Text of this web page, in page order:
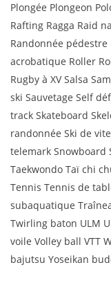
Plongée Plongeon
Rafting Ragga Raid
Randonnée pédestre
acrobatique Roller
Rugby à XV Salsa
ski Sauvetage Self
track Skateboard
randonnée Ski de
telemark Snowboard
Taekwondo Taï chi
Tennis Tennis de
subaquatique
Twirling baton ULM
voile Volley ball VTT
bajutsu Yoseikan